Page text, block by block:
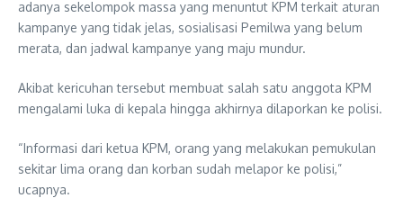
adanya sekelompok massa yang menuntut KPM terkait aturan
kampanye yang tidak jelas, sosialisasi Pemilwa yang belum
merata, dan jadwal kampanye yang maju mundur.
Akibat kericuhan tersebut membuat salah satu anggota KPM
mengalami luka di kepala hingga akhirnya dilaporkan ke polisi.
“Informasi dari ketua KPM, orang yang melakukan pemukulan
sekitar lima orang dan korban sudah melapor ke polisi,”
ucapnya.